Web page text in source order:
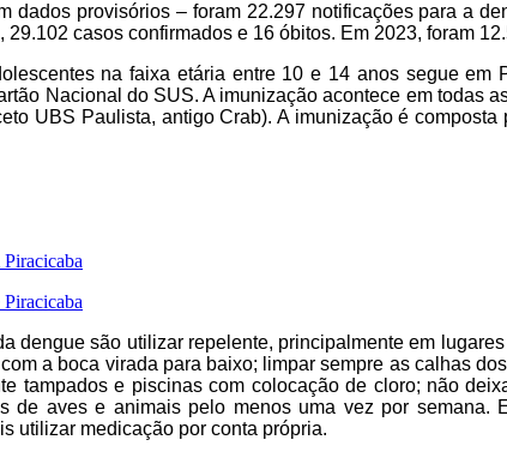
provisórios – foram 22.297 notificações para a
casos confirmados e 16 óbitos. Em 2023, foram
na faixa etária entre 10 e 14 anos segue em
Nacional do SUS. A imunização acontece em todas
UBS Paulista, antigo Crab). A imunização é
dengue são utilizar repelente, principalmente em
a boca virada para baixo; limpar sempre as calhas
tampados e piscinas com colocação de cloro; não
aves e animais pelo menos uma vez por semana.
utilizar medicação por conta própria.